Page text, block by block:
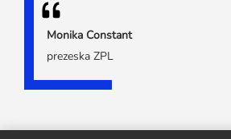
Monika Constant
prezeska ZPL